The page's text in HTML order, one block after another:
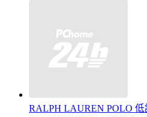
RALPH LAUREN POLO